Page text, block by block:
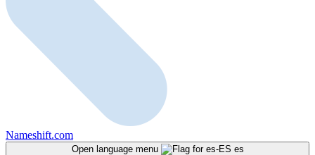
Nameshift.com
Open language menu es